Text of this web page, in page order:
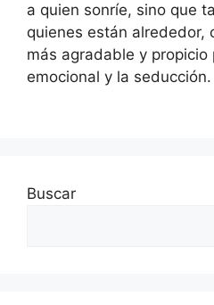
a quien sonríe, sino que
quienes están alrededor,
más agradable y propicio
emocional y la seducción.
Buscar